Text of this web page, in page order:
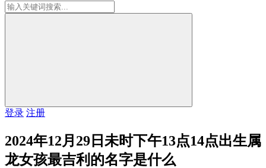
登录 注册
2024年12月29日未时下午13点14点出生属
龙女孩最吉利的名字是什么